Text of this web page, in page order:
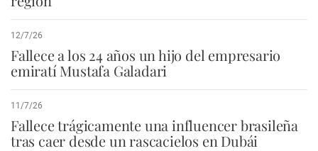
12/7/26
Fallece a los 24 años un hijo del empresario
emiratí Mustafa Galadari
11/7/26
Fallece trágicamente una influencer brasileña
tras caer desde un rascacielos en Dubái